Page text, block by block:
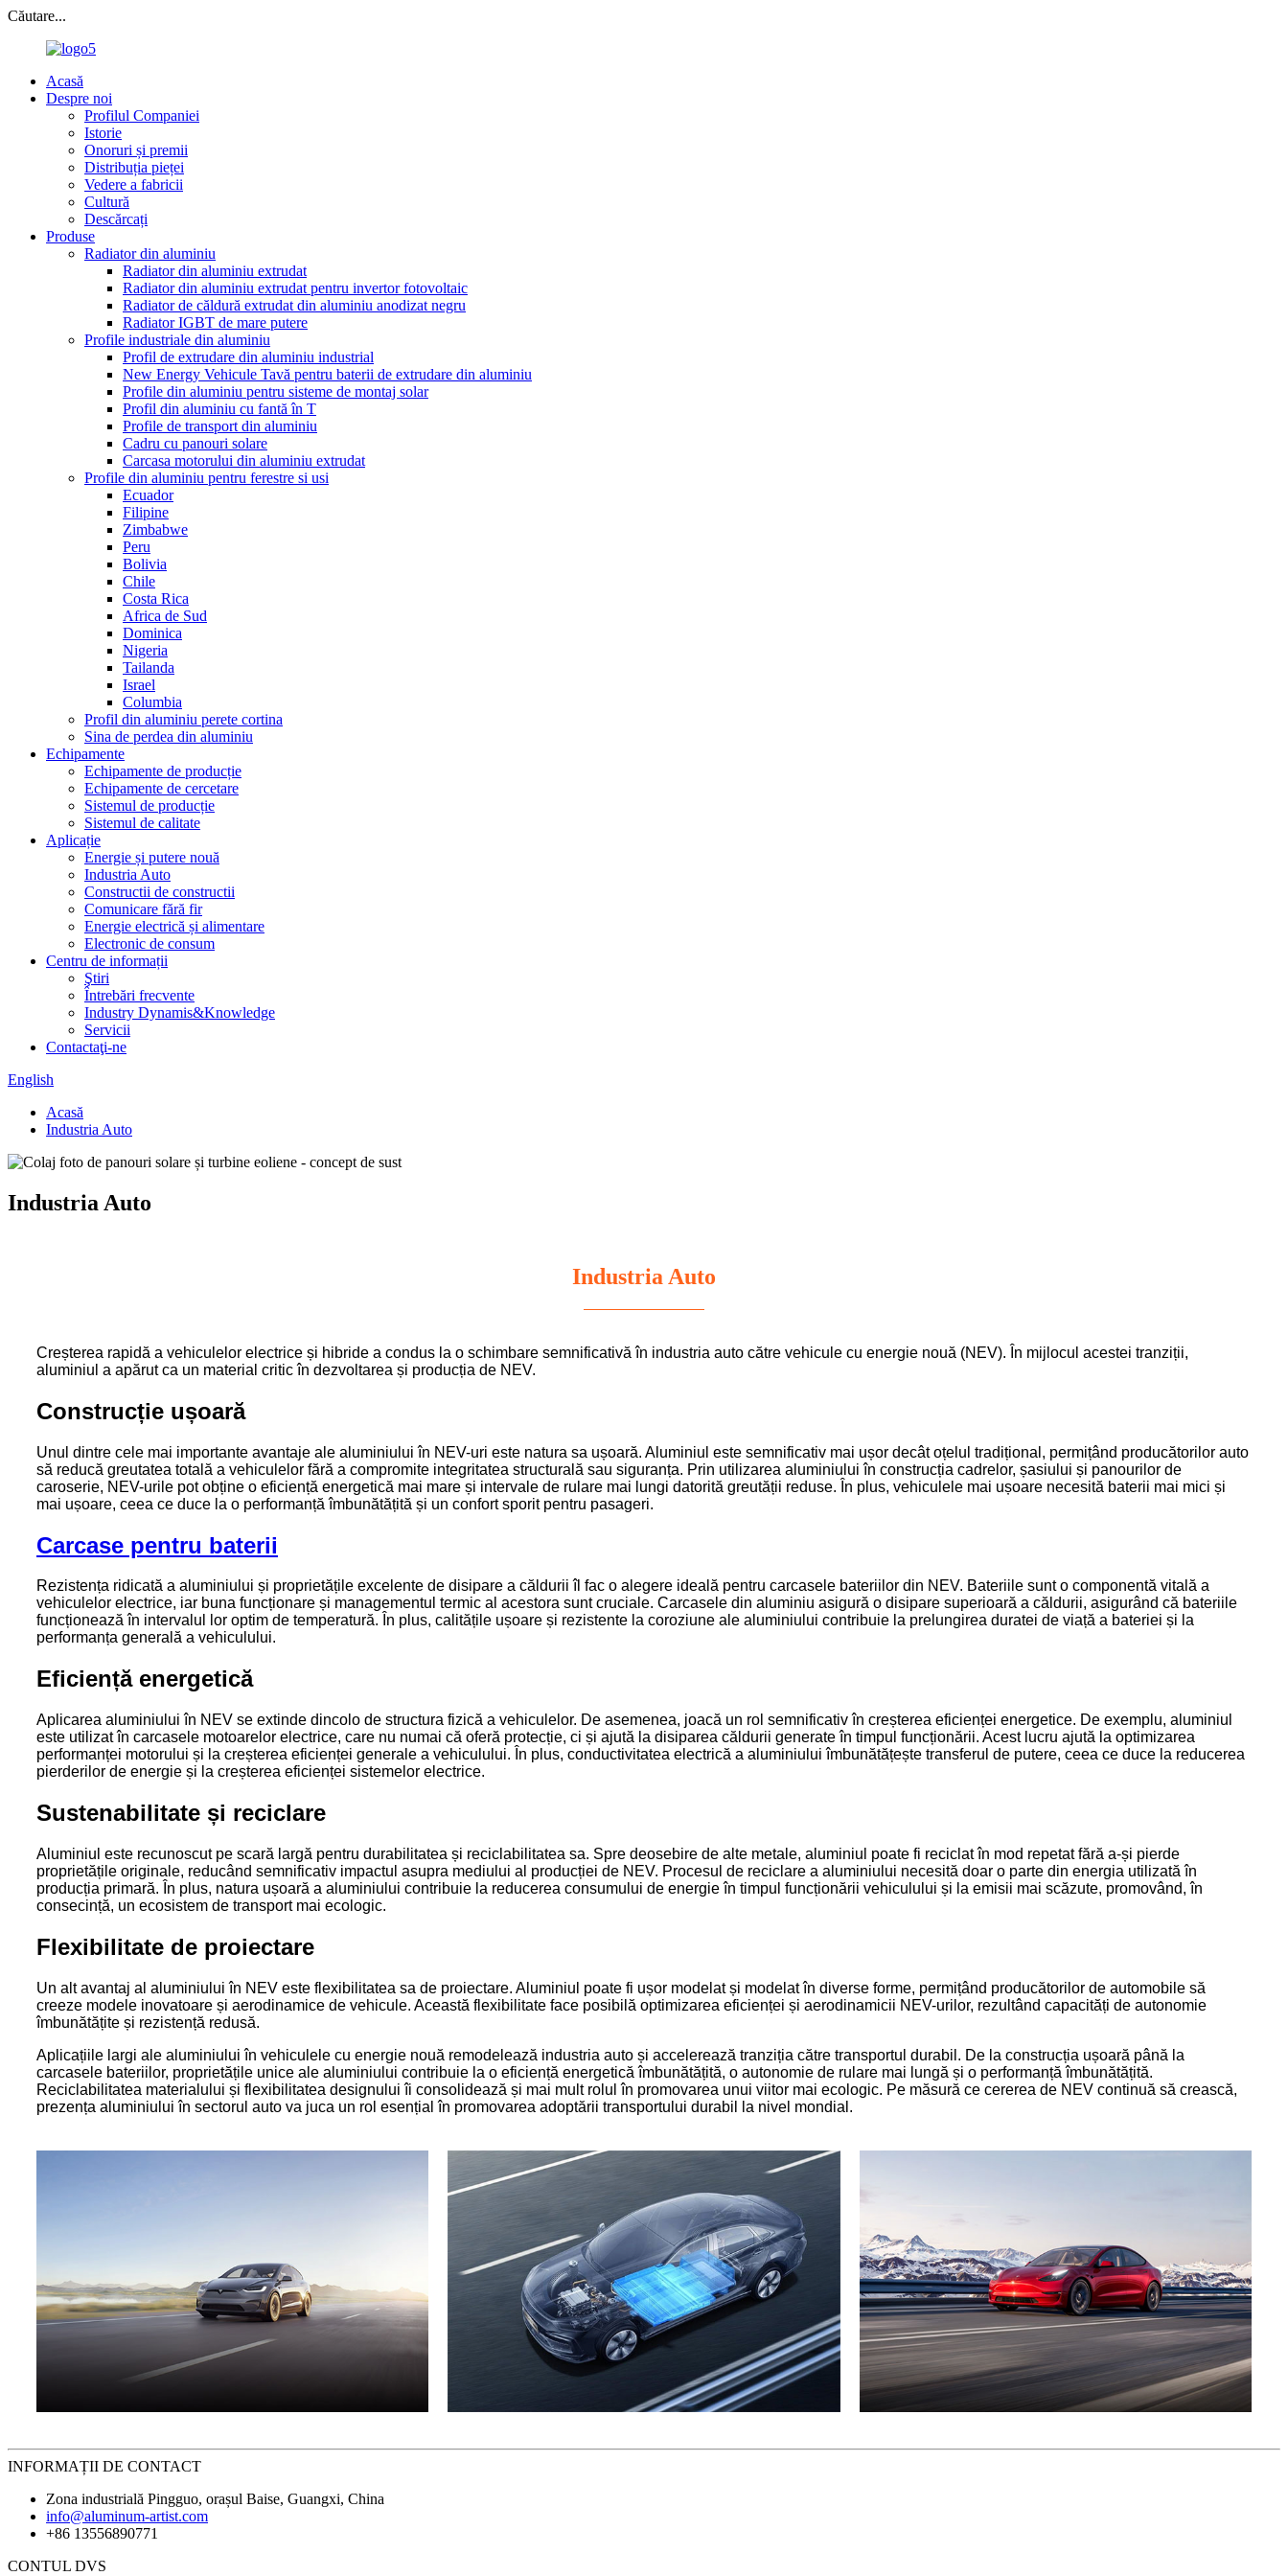
Căutare...
Acasă
Despre noi
Profilul Companiei
Istorie
Onoruri și premii
Distribuția pieței
Vedere a fabricii
Cultură
Descărcați
Produse
Radiator din aluminiu
Radiator din aluminiu extrudat
Radiator din aluminiu extrudat pentru invertor fotovoltaic
Radiator de căldură extrudat din aluminiu anodizat negru
Radiator IGBT de mare putere
Profile industriale din aluminiu
Profil de extrudare din aluminiu industrial
New Energy Vehicule Tavă pentru baterii de extrudare din aluminiu
Profile din aluminiu pentru sisteme de montaj solar
Profil din aluminiu cu fantă în T
Profile de transport din aluminiu
Cadru cu panouri solare
Carcasa motorului din aluminiu extrudat
Profile din aluminiu pentru ferestre si usi
Ecuador
Filipine
Zimbabwe
Peru
Bolivia
Chile
Costa Rica
Africa de Sud
Dominica
Nigeria
Tailanda
Israel
Columbia
Profil din aluminiu perete cortina
Sina de perdea din aluminiu
Echipamente
Echipamente de producție
Echipamente de cercetare
Sistemul de producție
Sistemul de calitate
Aplicație
Energie și putere nouă
Industria Auto
Constructii de constructii
Comunicare fără fir
Energie electrică și alimentare
Electronic de consum
Centru de informații
Ştiri
Întrebări frecvente
Industry Dynamis&Knowledge
Servicii
Contactaţi-ne
English
Acasă
Industria Auto
Industria Auto
Industria Auto
Creșterea rapidă a vehiculelor electrice și hibride a condus la o schimbare semnificativă în industria auto către vehicule cu energie nouă (NEV). În mijlocul acestei tranziții,
aluminiul a apărut ca un material critic în dezvoltarea și producția de NEV.
Construcție ușoară
Unul dintre cele mai importante avantaje ale aluminiului în NEV-uri este natura sa ușoară. Aluminiul este semnificativ mai ușor decât oțelul tradițional, permițând producătorilor auto
să reducă greutatea totală a vehiculelor fără a compromite integritatea structurală sau siguranța. Prin utilizarea aluminiului în construcția cadrelor, șasiului și panourilor de
caroserie, NEV-urile pot obține o eficiență energetică mai mare și intervale de rulare mai lungi datorită greutății reduse. În plus, vehiculele mai ușoare necesită baterii mai mici și
mai ușoare, ceea ce duce la o performanță îmbunătățită și un confort sporit pentru pasageri.
Carcase pentru baterii
Rezistența ridicată a aluminiului și proprietățile excelente de disipare a căldurii îl fac o alegere ideală pentru carcasele bateriilor din NEV. Bateriile sunt o componentă vitală a
vehiculelor electrice, iar buna funcționare și managementul termic al acestora sunt cruciale. Carcasele din aluminiu asigură o disipare superioară a căldurii, asigurând că bateriile
funcționează în intervalul lor optim de temperatură. În plus, calitățile ușoare și rezistente la coroziune ale aluminiului contribuie la prelungirea duratei de viață a bateriei și la
performanța generală a vehiculului.
Eficiență energetică
Aplicarea aluminiului în NEV se extinde dincolo de structura fizică a vehiculelor. De asemenea, joacă un rol semnificativ în creșterea eficienței energetice. De exemplu, aluminiul
este utilizat în carcasele motoarelor electrice, care nu numai că oferă protecție, ci și ajută la disiparea căldurii generate în timpul funcționării. Acest lucru ajută la optimizarea
performanței motorului și la creșterea eficienței generale a vehiculului. În plus, conductivitatea electrică a aluminiului îmbunătățește transferul de putere, ceea ce duce la reducerea
pierderilor de energie și la creșterea eficienței sistemelor electrice.
Sustenabilitate și reciclare
Aluminiul este recunoscut pe scară largă pentru durabilitatea și reciclabilitatea sa. Spre deosebire de alte metale, aluminiul poate fi reciclat în mod repetat fără a-și pierde
proprietățile originale, reducând semnificativ impactul asupra mediului al producției de NEV. Procesul de reciclare a aluminiului necesită doar o parte din energia utilizată în
producția primară. În plus, natura ușoară a aluminiului contribuie la reducerea consumului de energie în timpul funcționării vehiculului și la emisii mai scăzute, promovând, în
consecință, un ecosistem de transport mai ecologic.
Flexibilitate de proiectare
Un alt avantaj al aluminiului în NEV este flexibilitatea sa de proiectare. Aluminiul poate fi ușor modelat și modelat în diverse forme, permițând producătorilor de automobile să
creeze modele inovatoare și aerodinamice de vehicule. Această flexibilitate face posibilă optimizarea eficienței și aerodinamicii NEV-urilor, rezultând capacități de autonomie
îmbunătățite și rezistență redusă.
Aplicațiile largi ale aluminiului în vehiculele cu energie nouă remodelează industria auto și accelerează tranziția către transportul durabil. De la construcția ușoară până la
carcasele bateriilor, proprietățile unice ale aluminiului contribuie la o eficiență energetică îmbunătățită, o autonomie de rulare mai lungă și o performanță îmbunătățită.
Reciclabilitatea materialului și flexibilitatea designului îi consolidează și mai mult rolul în promovarea unui viitor mai ecologic. Pe măsură ce cererea de NEV continuă să crească,
prezența aluminiului în sectorul auto va juca un rol esențial în promovarea adoptării transportului durabil la nivel mondial.
INFORMAȚII DE CONTACT
Zona industrială Pingguo, orașul Baise, Guangxi, China
info@aluminum-artist.com
+86 13556890771
CONTUL DVS